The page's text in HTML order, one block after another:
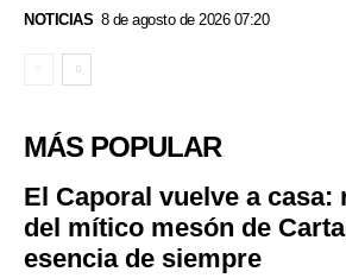
NOTICIAS 8 de agosto de 2026 07:20
MÁS POPULAR
El Caporal vuelve a casa:
del mítico mesón de
esencia de siempre